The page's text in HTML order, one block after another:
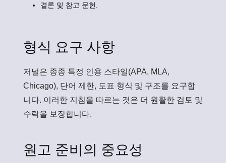
결론 및 참고 문헌.
형식 요구 사항
저널은 종종 특정 인용 스타일(APA, MLA,
Chicago), 단어 제한, 도표 형식 및 구조를 요구합
니다. 이러한 지침을 따르는 것은 더 원활한 검토 및
수락을 보장합니다.
원고 준비의 중요성